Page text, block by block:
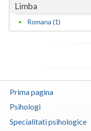
Timis
Tulcea
Vrancea
Limba
Romana (1)
Prima pagina
Psihologi
Specialitati psihologice